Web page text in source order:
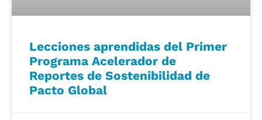
Lecciones aprendidas del Primer
Programa Acelerador de
Reportes de Sostenibilidad de
Pacto Global